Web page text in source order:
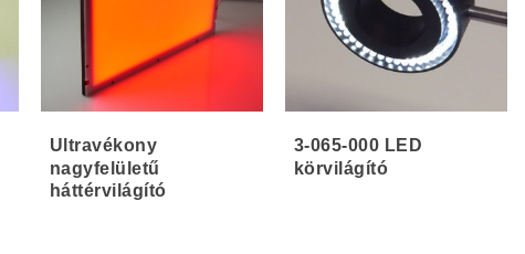
Ultravékony
nagyfelületű
háttérvilágító
3-065-000 LED
körvilágító